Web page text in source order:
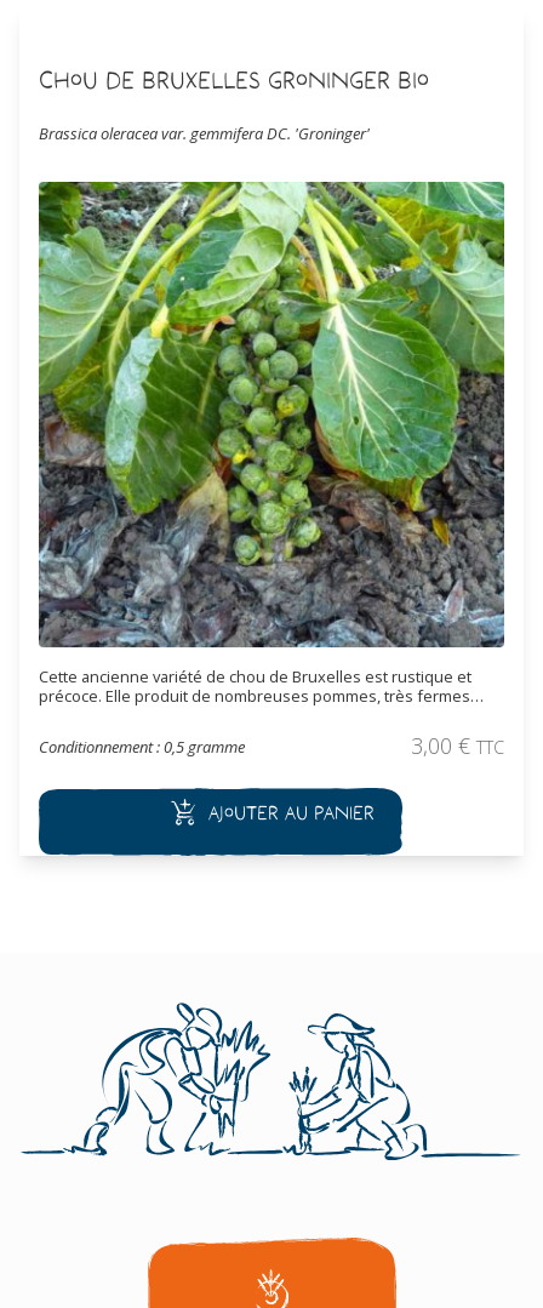
Chou de Bruxelles Groninger Bio
Brassica oleracea var. gemmifera DC. 'Groninger'
Cette ancienne variété de chou de Bruxelles est rustique et
précoce. Elle produit de nombreuses pommes, très fermes
froid), qui se forment sur la tige de manière régulière. La récolte
se fait en automne et tout hiver. Les petites pommes sont
Conditionnement : 0,5 gramme 3,00 € TTC
Ajouter au panier